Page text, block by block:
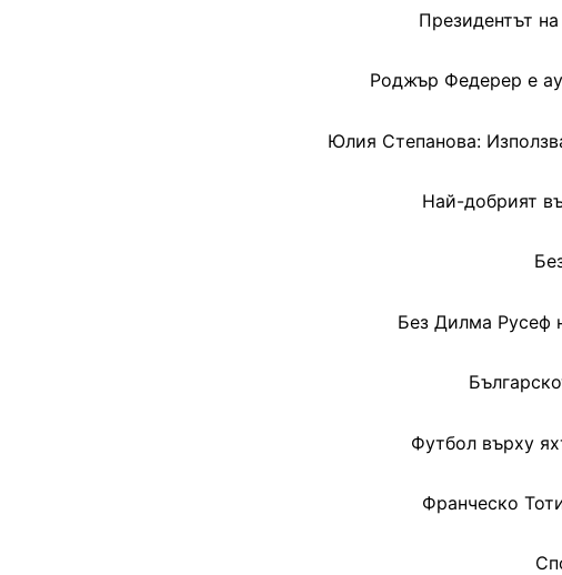
Президентът
Роджър Федерер е
Юлия Степанова:
Най-добрият
Без Дилма Русеф
Футбол върху
Франческо